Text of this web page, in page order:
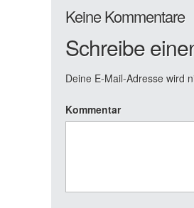
Keine Kommentare
Schreibe
Deine E-Mail-Adresse wird
Kommentar